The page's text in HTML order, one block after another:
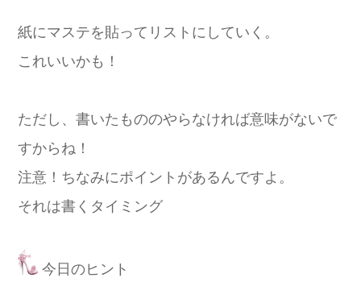
紙にマステを貼ってリストにしていく。
これいいかも！
ただし、書いたもののやらなければ意味がないで
すからね！
注意！ちなみにポイントがあるんですよ。
それは書くタイミング
今日のヒント